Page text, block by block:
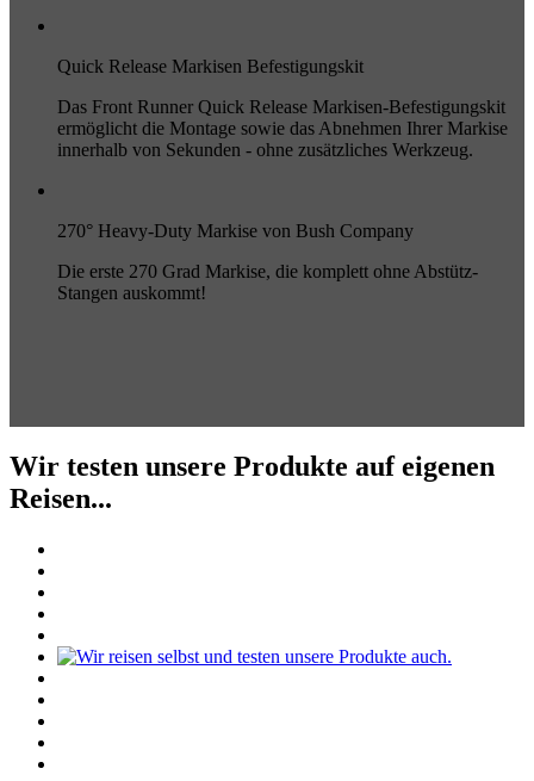
Quick Release Markisen Befestigungskit
Das Front Runner Quick Release Markisen-Befestigungskit
ermöglicht die Montage sowie das Abnehmen Ihrer Markise
innerhalb von Sekunden - ohne zusätzliches Werkzeug.
270° Heavy-Duty Markise von Bush Company
Die erste 270 Grad Markise, die komplett ohne Abstütz-
Stangen auskommt!
Wir testen unsere Produkte auf eigenen
Reisen...